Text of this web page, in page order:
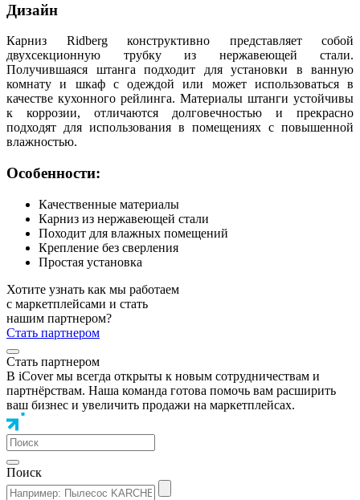
Дизайн
Карниз Ridberg конструктивно представляет собой
двухсекционную трубку из нержавеющей стали.
Получившаяся штанга подходит для установки в ванную
комнату и шкаф с одеждой или может использоваться в
качестве кухонного рейлинга. Материалы штанги устойчивы
к коррозии, отличаются долговечностью и прекрасно
подходят для использования в помещениях с повышенной
влажностью.
Особенности:
Качественные материалы
Карниз из нержавеющей стали
Походит для влажных помещений
Крепление без сверления
Простая установка
Хотите узнать как мы работаем
с маркетплейсами и стать
нашим партнером?
Стать партнером
Стать партнером
В iCover мы всегда открыты к новым сотрудничествам и
партнёрствам. Наша команда готова помочь вам расширить
ваш бизнес и увеличить продажи на маркетплейсах.
Поиск